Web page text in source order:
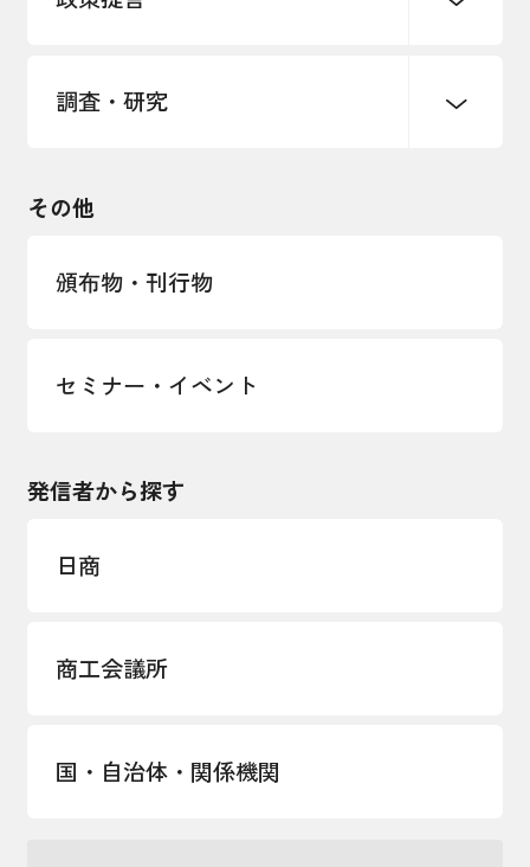
海外情報レポート
安全保障貿易管理・技術流出防止に関す
経営者保証に関するガイドライン
中小企業経営
国土強靭化・社会基盤整備・震災復興
調査・研究
LOBO調査
その他
頒布物・刊行物
セミナー・イベント
発信者から探す
日商
商工会議所
国・自治体・関係機関